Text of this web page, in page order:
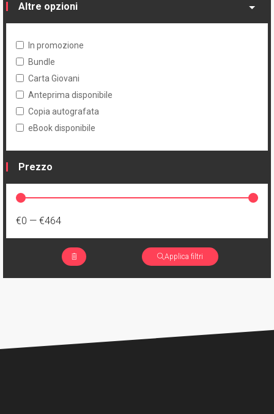
Altre opzioni
In promozione
Bundle
Carta Giovani
Anteprima disponibile
Copia autografata
eBook disponibile
Prezzo
€0 — €464
Applica filtri